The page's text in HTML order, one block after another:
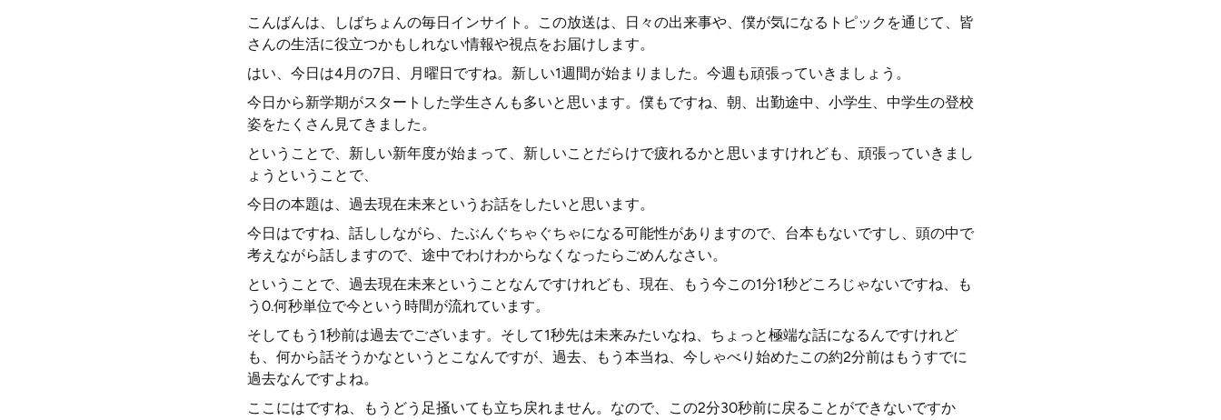
こんばんは、しばちょんの毎日インサイト。この放送は、日々の出来事や、僕が気になるトピックを通じて、皆
さんの生活に役立つかもしれない情報や視点をお届けします。
はい、今日は4月の7日、月曜日ですね。新しい1週間が始まりました。今週も頑張っていきましょう。
今日から新学期がスタートした学生さんも多いと思います。僕もですね、朝、出勤途中、小学生、中学生の登校
姿をたくさん見てきました。
ということで、新しい新年度が始まって、新しいことだらけで疲れるかと思いますけれども、頑張っていきまし
ょうということで、
今日の本題は、過去現在未来というお話をしたいと思います。
今日はですね、話ししながら、たぶんぐちゃぐちゃになる可能性がありますので、台本もないですし、頭の中で
考えながら話しますので、途中でわけわからなくなったらごめんなさい。
ということで、過去現在未来ということなんですけれども、現在、もう今この1分1秒どころじゃないですね、も
う0.何秒単位で今という時間が流れています。
そしてもう1秒前は過去でございます。そして1秒先は未来みたいなね、ちょっと極端な話になるんですけれど
も、何から話そうかなというとこなんですが、過去、もう本当ね、今しゃべり始めたこの約2分前はもうすでに
過去なんですよね。
ここにはですね、もうどう足掻いても立ち戻れません。なので、この2分30秒前に戻ることができないですか